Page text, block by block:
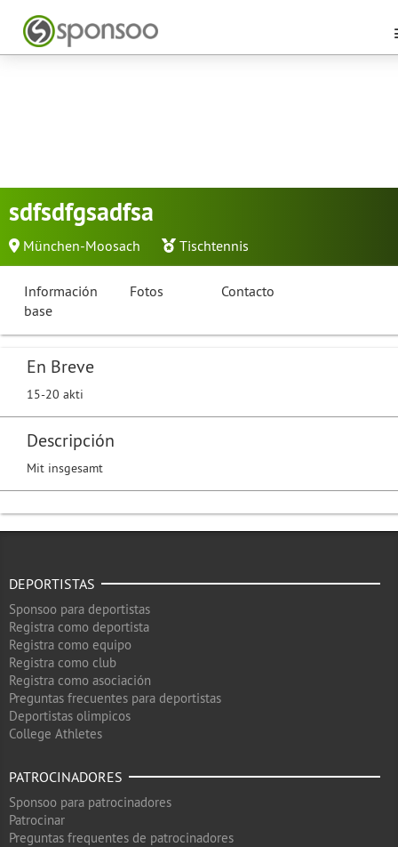
sdfsdfgsadfsa
München-Moosach Tischtennis
Información
base
Fotos Contacto
En Breve
15-20 akti
Descripción
Mit insgesamt
DEPORTISTAS
Sponsoo para deportistas
Registra como deportista
Registra como equipo
Registra como club
Registra como asociación
Preguntas frecuentes para deportistas
Deportistas olimpicos
College Athletes
PATROCINADORES
Sponsoo para patrocinadores
Patrocinar
Preguntas frequentes de patrocinadores